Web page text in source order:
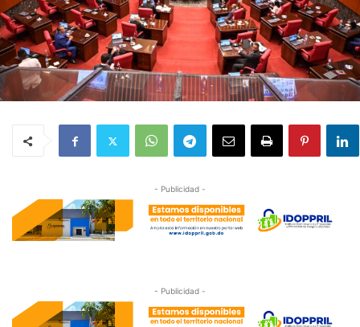
- Publicidad -
- Publicidad -